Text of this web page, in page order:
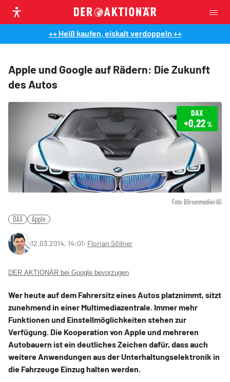
++ Heiß kaufen, eiskalt verdoppeln ++
Apple und Google auf Rädern: Die Zukunft
des Autos
Foto: Börsenmedien AG
DAX
+0,22%
DAX Apple
12.03.2014, 14:01‧ Florian Söllner
DER AKTIONÄR bei Google bevorzugen
Wer heute auf dem Fahrersitz eines Autos platznimmt, sitzt
zunehmend in einer Multimediazentrale. Immer mehr
Funktionen und Einstellmöglichkeiten stehen zur
Verfügung. Die Kooperation von Apple und mehreren
Autobauern ist ein deutliches Zeichen dafür, dass auch
weitere Anwendungen aus der Unterhaltungselektronik in
die Fahrzeuge Einzug halten werden.